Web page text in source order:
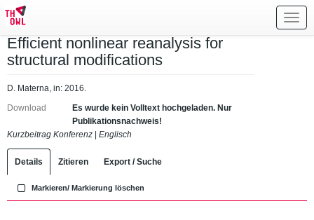
Efficient nonlinear reanalysis for
structural modifications
D. Materna, in: 2016.
Download
Es wurde kein Volltext hochgeladen. Nur
Publikationsnachweis!
Kurzbeitrag Konferenz
Englisch
Details Zitieren Export / Suche
Markieren/ Markierung löschen